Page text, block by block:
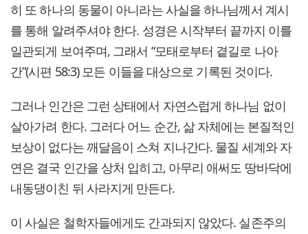
히 또 하나의 동물이 아니라는 사실을 하나님께서 계시
를 통해 알려주셔야 한다. 성경은 시작부터 끝까지 이를
일관되게 보여주며, 그래서 “모태로부터 곁길로 나아
간”(시편 58:3) 모든 이들을 대상으로 기록된 것이다.
그러나 인간은 그런 상태에서 자연스럽게 하나님 없이
살아가려 한다. 그러다 어느 순간, 삶 자체에는 본질적인
보상이 없다는 깨달음이 스쳐 지나간다. 물질 세계와 자
연은 결국 인간을 상처 입히고, 아무리 애써도 땅바닥에
내동댕이친 뒤 사라지게 만든다.
이 사실은 철학자들에게도 간과되지 않았다. 실존주의